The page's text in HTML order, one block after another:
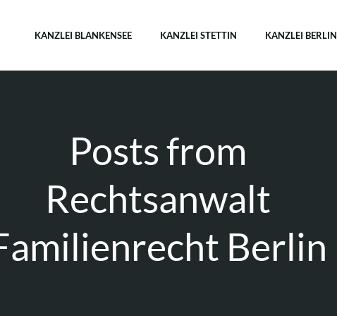
KANZLEI BLANKENSEE KANZLEI STETTIN KANZLEI BERLIN
Posts from
Rechtsanwalt
Berlin